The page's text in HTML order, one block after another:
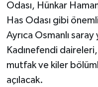
Odası, Hünkar
Has Odası gibi
Ayrıca Osmanlı saray
Kadınefendi
mutfak ve kiler
açılacak.